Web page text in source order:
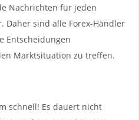
Nachrichten für jeden
Daher sind alle Forex-Händler
Entscheidungen
Marktsituation zu treffen.
schnell! Es dauert nicht